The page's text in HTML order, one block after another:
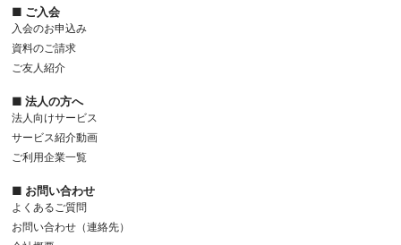
■ ご入会
入会のお申込み
資料のご請求
ご友人紹介
■ 法人の方へ
法人向けサービス
サービス紹介動画
ご利用企業一覧
■ お問い合わせ
よくあるご質問
お問い合わせ（連絡先）